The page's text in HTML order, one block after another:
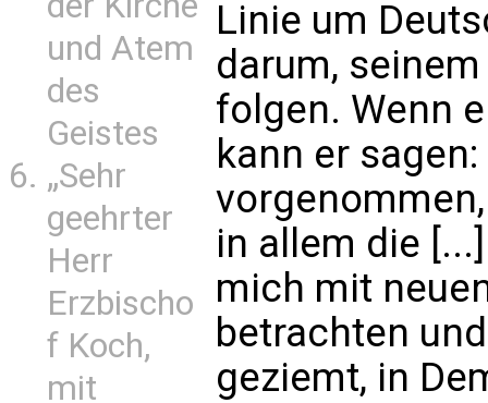
und Atem
des
Geistes
„Sehr
geehrter
Herr
Erzbischo
f Koch,
mit
Linie um
darum,
folgen. Wenn
kann er
in allem die
mich mit
betrachten
geziemt, in